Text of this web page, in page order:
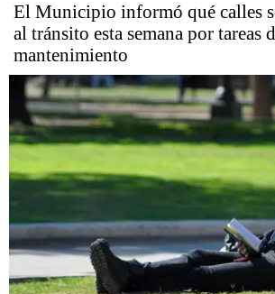
El Municipio informó qué calles
al tránsito esta semana por tareas
mantenimiento